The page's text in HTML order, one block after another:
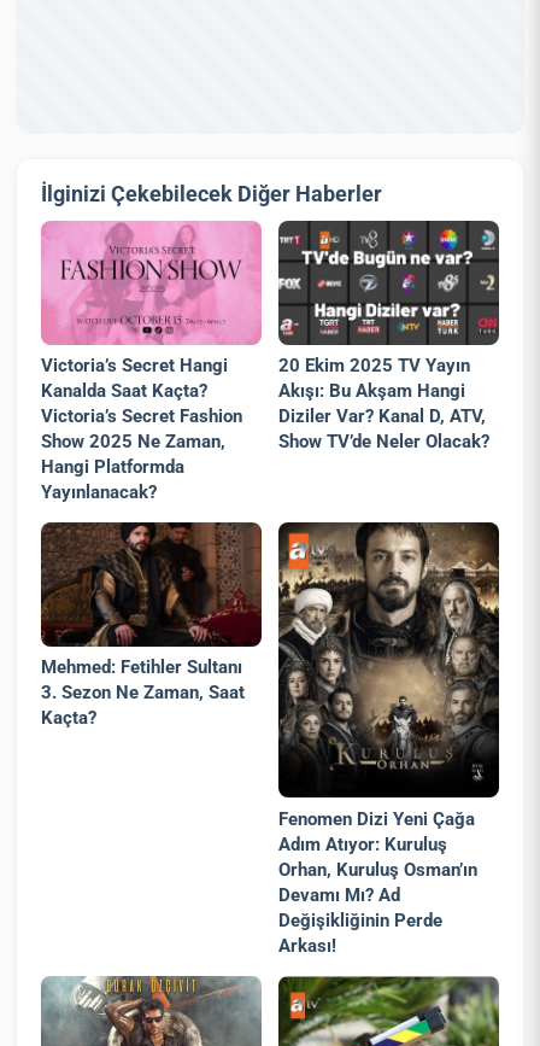
İlginizi Çekebilecek Diğer Haberler
Victoria’s Secret Hangi
Kanalda Saat Kaçta?
Victoria’s Secret Fashion
Show 2025 Ne Zaman,
Hangi Platformda
Yayınlanacak?
20 Ekim 2025 TV Yayın
Akışı: Bu Akşam Hangi
Diziler Var? Kanal D, ATV,
Show TV’de Neler Olacak?
Mehmed: Fetihler Sultanı
3. Sezon Ne Zaman, Saat
Kaçta?
Fenomen Dizi Yeni Çağa
Adım Atıyor: Kuruluş
Orhan, Kuruluş Osman’ın
Devamı Mı? Ad
Değişikliğinin Perde
Arkası!